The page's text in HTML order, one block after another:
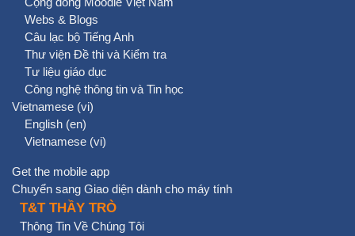
Webs & Blogs
Câu lạc bộ Tiếng Anh
Thư viện Đề thi và Kiểm tra
Tư liệu giáo dục
Công nghệ thông tin và Tin học
Vietnamese ‎(vi)‎
English ‎(en)‎
Vietnamese ‎(vi)‎
Get the mobile app
Chuyển sang Giao diện dành cho máy tính
T&T THẦY TRÒ
Thông Tin Về Chúng Tôi